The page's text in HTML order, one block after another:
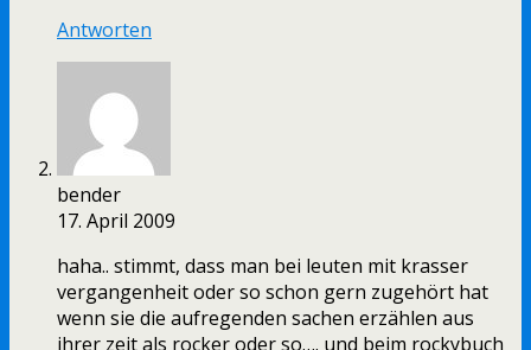
Antworten
bender
17. April 2009
haha.. stimmt, dass man bei leuten mit krasser
vergangenheit oder so schon gern zugehört hat
wenn sie die aufregenden sachen erzählen aus
ihrer zeit als rocker oder so…. und beim rockybuch